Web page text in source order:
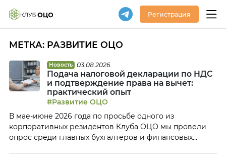
Регистрация
МЕТКА: РАЗВИТИЕ ОЦО
Новость 03.08.2026
Подача налоговой декларации по НДС
и подтверждение права на вычет:
практический опыт
#Развитие ОЦО
В мае-июне 2026 года по просьбе одного из
корпоративных резидентов Клуба ОЦО мы провели
опрос среди главных бухгалтеров и финансовых